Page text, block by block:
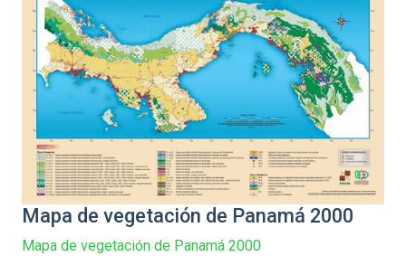
Mapa de vegetación de Panamá 2000
Mapa de vegetación de Panamá 2000